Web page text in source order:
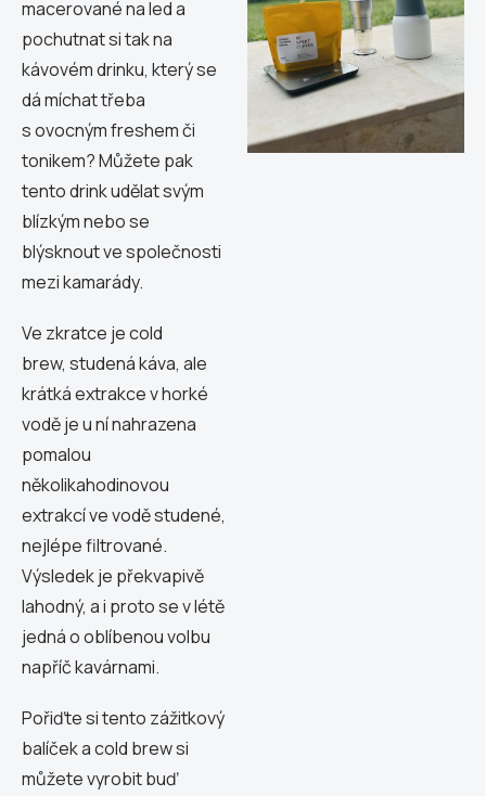
macerované na led a
pochutnat si tak na
kávovém drinku, který se
dá míchat třeba
s ovocným freshem či
tonikem? Můžete pak
tento drink udělat svým
blízkým nebo se
blýsknout ve společnosti
mezi kamarády.
Ve zkratce jecold
brew, studená káva, ale
krátká extrakce v horké
vodě je u ní nahrazena
pomalou
několikahodinovou
extrakcí ve vodě studené,
nejlépe filtrované.
Výsledek je překvapivě
lahodný, a i proto se v létě
jedná o oblíbenou volbu
napříč kavárnami.
Pořiďte si tento zážitkový
balíček a cold brew si
můžete vyrobit buď